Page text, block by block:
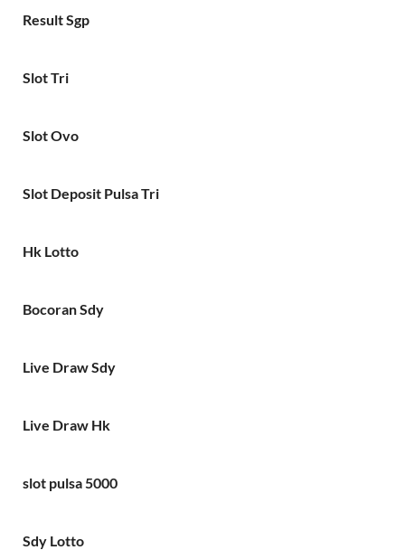
Result Sgp
Slot Tri
Slot Ovo
Slot Deposit Pulsa Tri
Hk Lotto
Bocoran Sdy
Live Draw Sdy
Live Draw Hk
slot pulsa 5000
Sdy Lotto